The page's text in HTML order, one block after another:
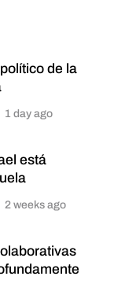
de la
1 day ago
está
2 weeks ago